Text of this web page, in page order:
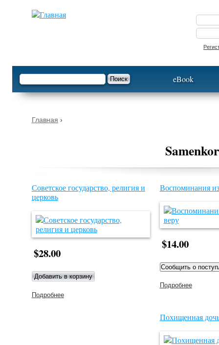
Форма поиска
Поиск eBook
Вы здесь
Главная ›
Советское государство, религия и
церковь
$28.00
Подробнеео Советское государство, религия и церковь
Воспоминания
$14.00
Подробнеео
Похищенная
Страницы